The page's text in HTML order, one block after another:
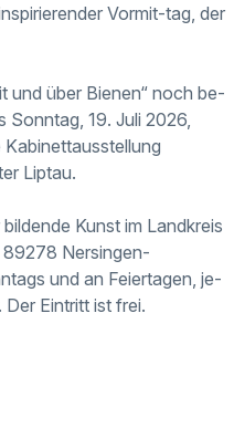
Vormit-tag, der
und über Bienen“ noch be-
19. Juli 2026,
Liptau.
Kunst im Landkreis
89278 Nersingen-
und an Feiertagen, je-
Eintritt ist frei.